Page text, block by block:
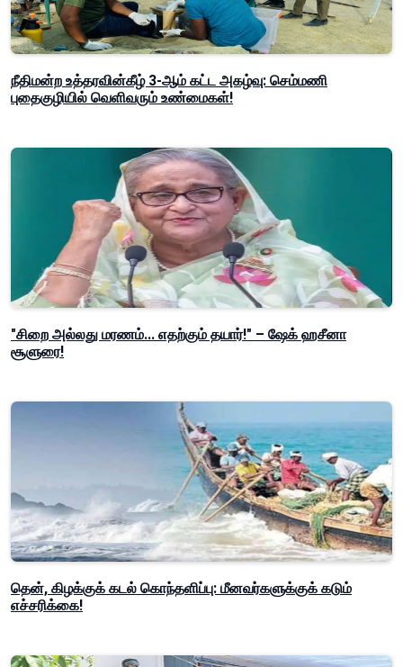
நீதிமன்ற உத்தரவின்கீழ் 3-ஆம் கட்ட அகழ்வு: செம்மணி
புதைகுழியில் வெளிவரும் உண்மைகள்!
"சிறை அல்லது மரணம்... எதற்கும் தயார்!" – ஷேக் ஹசீனா
சூளுரை!
தென், கிழக்குக் கடல் கொந்தளிப்பு: மீனவர்களுக்குக் கடும்
எச்சரிக்கை!